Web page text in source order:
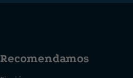
Recomendamos